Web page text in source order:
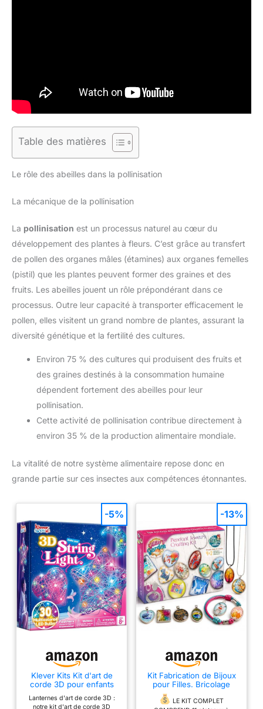
Table des matières
Le rôle des abeilles dans la pollinisation
La mécanique de la pollinisation
La pollinisation est un processus naturel au cœur du
développement des plantes à fleurs. C’est grâce au transfert
de pollen des organes mâles (étamines) aux organes femelles
(pistil) que les plantes peuvent former des graines et des
fruits. Les abeilles jouent un rôle prépondérant dans ce
processus. Outre leur capacité à transporter efficacement le
pollen, elles visitent un grand nombre de plantes, assurant la
diversité génétique et la fertilité des cultures.
Environ 75 % des cultures qui produisent des fruits et
des graines destinés à la consommation humaine
dépendent fortement des abeilles pour leur
pollinisation.
Cette activité de pollinisation contribue directement à
environ 35 % de la production alimentaire mondiale.
La vitalité de notre système alimentaire repose donc en
grande partie sur ces insectes aux compétences étonnantes.
Klever Kits Kit d'art de
corde 3D pour enfants
artisanat, ensemble de
Lanternes d'art de corde 3D :
notre kit d'art de corde 3D
-5%
Kit Fabrication de Bijoux
pour Filles. Bricolage
Collier Pendentif et
Bracelet Loisirs Créatifs
LE KIT COMPLET
-13%